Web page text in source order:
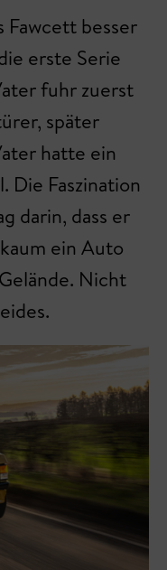
Fawcett besser
erste Serie
fuhr zuerst
später
hatte ein
Faszination
darin, dass er
ein Auto
Nicht